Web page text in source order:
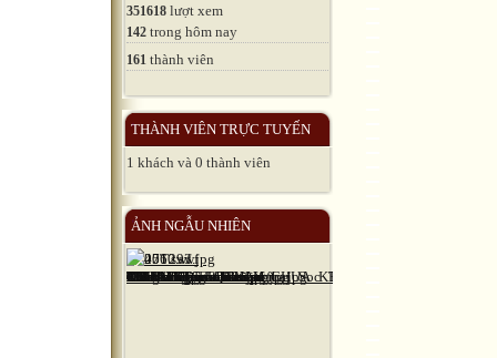
351618 lượt xem
142 trong hôm nay
161 thành viên
THÀNH VIÊN TRỰC TUYẾN
1 khách và 0 thành viên
ẢNH NGẪU NHIÊN